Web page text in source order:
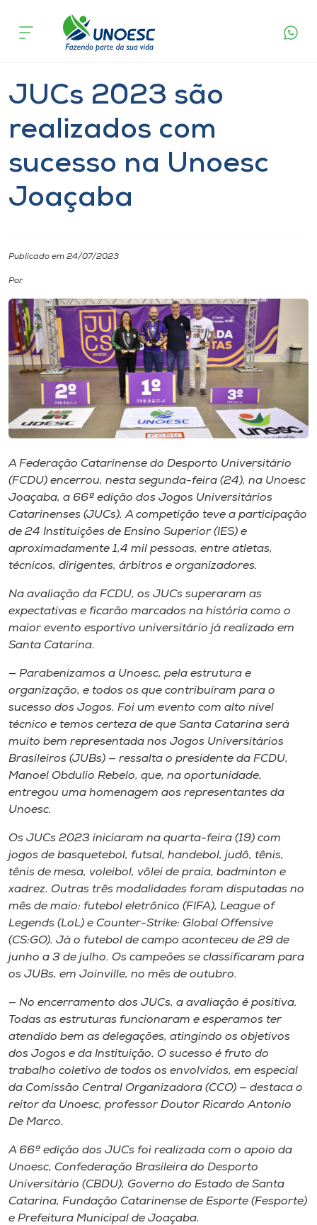
Cursos
Atendimento ao Estudante
Portal de Ensino
Internacionalização
I.nova
Diplomados
Cultura
CPA
Biblioteca
Editora
Rádio
Museu
Unoesc
Store
Selecione
o idioma
A+
A-
acontece
Notícia
JUCs 2023 são
realizados com
sucesso na Unoesc
Joaçaba
Publicado em 24/07/2023
Por
A Federação Catarinense do Desporto Universitário
(FCDU) encerrou, nesta segunda-feira (24), na Unoesc
Joaçaba, a 66ª edição dos Jogos Universitários
Catarinenses (JUCs). A competição teve a participação
de 24 Instituições de Ensino Superior (IES) e
aproximadamente 1,4 mil pessoas, entre atletas,
técnicos, dirigentes, árbitros e organizadores.
Na avaliação da FCDU, os JUCs superaram as
expectativas e ficarão marcados na história como o
maior evento esportivo universitário já realizado em
Santa Catarina.
— Parabenizamos a Unoesc, pela estrutura e
organização, e todos os que contribuíram para o
sucesso dos Jogos. Foi um evento com alto nível
técnico e temos certeza de que Santa Catarina será
muito bem representada nos Jogos Universitários
Brasileiros (JUBs) — ressalta o presidente da FCDU,
Manoel Obdulio Rebelo, que, na oportunidade,
entregou uma homenagem aos representantes da
Unoesc.
Os JUCs 2023 iniciaram na quarta-feira (19) com
jogos de basquetebol, futsal, handebol, judô, tênis,
tênis de mesa, voleibol, vôlei de praia, badminton e
xadrez. Outras três modalidades foram disputadas no
mês de maio: futebol eletrônico (FIFA), League of
Legends (LoL) e Counter-Strike: Global Offensive
(CS:GO). Já o futebol de campo aconteceu de 29 de
junho a 3 de julho. Os campeões se classificaram para
os JUBs, em Joinville, no mês de outubro.
— No encerramento dos JUCs, a avaliação é positiva.
Todas as estruturas funcionaram e esperamos ter
atendido bem as delegações, atingindo os objetivos
dos Jogos e da Instituição. O sucesso é fruto do
trabalho coletivo de todos os envolvidos, em especial
da Comissão Central Organizadora (CCO) — destaca o
reitor da Unoesc, professor Doutor Ricardo Antonio
De Marco.
A 66ª edição dos JUCs foi realizada com o apoio da
Unoesc, Confederação Brasileira do Desporto
Universitário (CBDU), Governo do Estado de Santa
Catarina, Fundação Catarinense de Esporte (Fesporte)
e Prefeitura Municipal de Joaçaba.